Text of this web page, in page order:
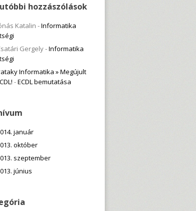
hozzászólások
Katalin -Informatika
Gergely-Informatika
Informatika » Megújult
-ECDL bemutatása
január
október
szeptember
június